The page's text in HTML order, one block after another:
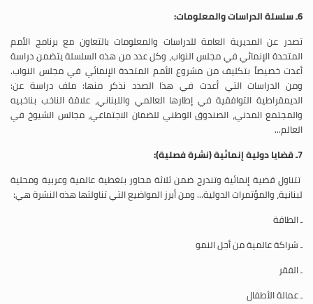
6ـ سلسلة الدراسات والمعلومات:
تصدر عن المديرية العامة للدراسات والمعلومات بالتعاون مع برنامج الأمم
المتحدة الإنمائي في مجلس النواب، وكل عدد من هذه السلسلة يتضمن دراسة
أعدت خصيصاً بتكليف من مشروع الأمم المتحدة الإنمائي في مجلس النواب.
ومن الدراسات التي أعدت في هذا الصدد نذكر منها: ملف دراسة عن:
الديمقراطية التوافقية في إطارها العالمي واللبناني، علاقة الناخب بناخبيه
والمجتمع المدني، الصندوق الوطني للضمان الاجتماعي، مجالس الشيوخ في
العالم...
7ـ قضايا دولية إنمائية (نشرة فصلية):
تتناول قضية إنمائية وتندرج ضمن ثلاثة محاور بتغطية عالمية وعربية ومحلية
لبنانية، والمؤتمرات الدولية... ومن أبرز المواضيع التي تناولتها هذه النشرة هي:
ـ الطاقة
ـ شراكة عالمية من أجل النمو
ـ الفقر
ـ عمالة الأطفال